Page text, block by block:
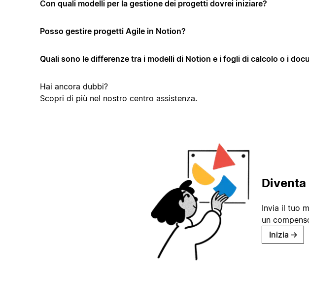
Con quali modelli per la gestione dei progetti dovrei iniziare?
Posso gestire progetti Agile in Notion?
Quali sono le differenze tra i modelli di Notion e i fogli di calcolo o i
Hai ancora dubbi?
Scopri di più nel nostro centro assistenza.
Invia il tuo
un
Inizia →